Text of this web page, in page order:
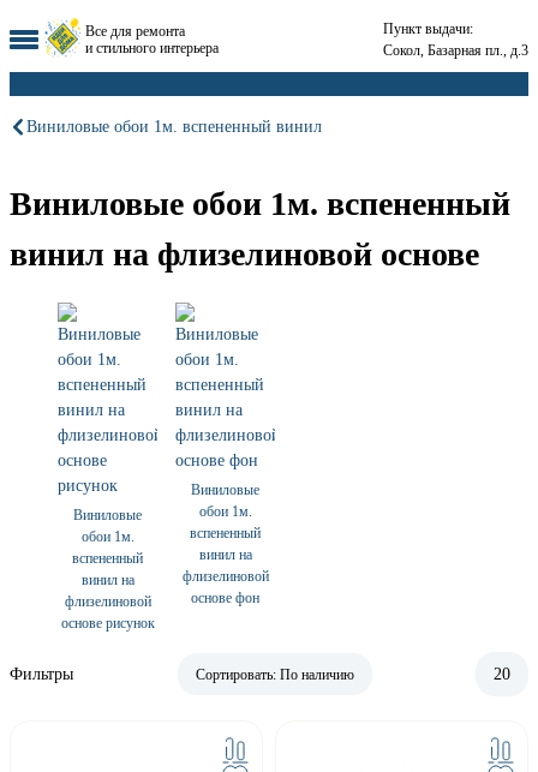
Все для ремонта
и стильного интерьера
Пункт выдачи:
Сокол, Базарная пл., д.3
Виниловые обои 1м. вспененный винил
Виниловые обои 1м. вспененный
винил на флизелиновой основе
Виниловые
обои 1м.
вспененный
винил на
флизелиновой
основе рисунок
Виниловые
обои 1м.
вспененный
винил на
флизелиновой
основе фон
Фильтры Сортировать: По наличию 20